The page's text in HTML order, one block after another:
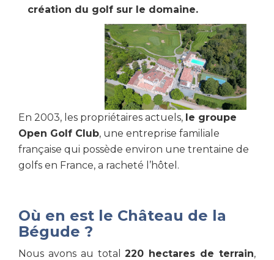
création du golf sur le domaine.
En 2003, les propriétaires actuels, le groupe
Open Golf Club, une entreprise familiale
française qui possède environ une trentaine de
golfs en France, a racheté l’hôtel.
Où en est le Château de la
Bégude ?
Nous avons au total220 hectares de terrain,